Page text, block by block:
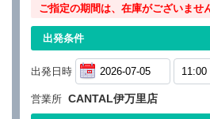
ご指定の期間は、在庫がございませ
出発条件
出発日時
営業所 CANTAL伊万里店